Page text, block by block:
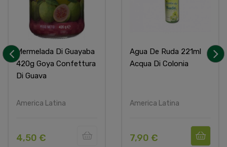
Mermelada Di Guayaba
420g Goya Confettura
Di Guava
America Latina
4,50 €
Agua De Ruda 221ml
Acqua Di Colonia
America Latina
7,90 €